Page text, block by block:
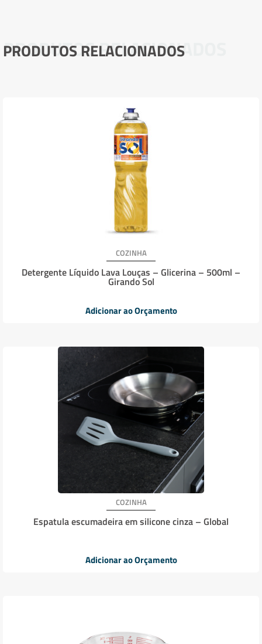
PRODUTOS RELACIONADOS
PRODUTOS RELACIONADOS
COZINHA
Detergente Líquido Lava Louças – Glicerina – 500ml –
Girando Sol
Adicionar ao Orçamento
COZINHA
Espatula escumadeira em silicone cinza – Global
Adicionar ao Orçamento